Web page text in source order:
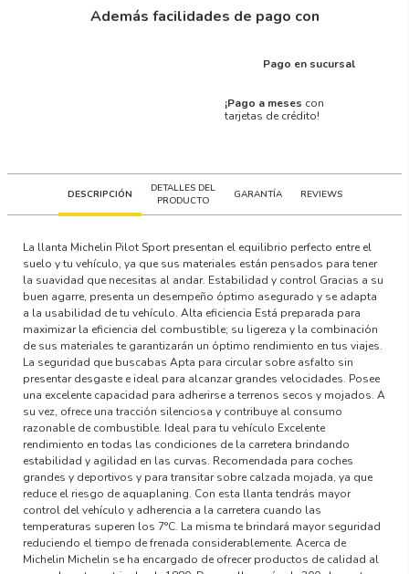
Además facilidades de pago con
Pago en sucursal
¡Pago a meses con
tarjetas de crédito!
DESCRIPCIÓN
DETALLES DEL
PRODUCTO
GARANTÍA REVIEWS
La llanta Michelin Pilot Sport presentan el equilibrio perfecto entre el
suelo y tu vehículo, ya que sus materiales están pensados para tener
la suavidad que necesitas al andar. Estabilidad y control Gracias a su
buen agarre, presenta un desempeño óptimo asegurado y se adapta
a la usabilidad de tu vehículo. Alta eficiencia Está preparada para
maximizar la eficiencia del combustible; su ligereza y la combinación
de sus materiales te garantizarán un óptimo rendimiento en tus viajes.
La seguridad que buscabas Apta para circular sobre asfalto sin
presentar desgaste e ideal para alcanzar grandes velocidades. Posee
una excelente capacidad para adherirse a terrenos secos y mojados. A
su vez, ofrece una tracción silenciosa y contribuye al consumo
razonable de combustible. Ideal para tu vehículo Excelente
rendimiento en todas las condiciones de la carretera brindando
estabilidad y agilidad en las curvas. Recomendada para coches
grandes y deportivos y para transitar sobre calzada mojada, ya que
reduce el riesgo de aquaplaning. Con esta llanta tendrás mayor
control del vehículo y adherencia a la carretera cuando las
temperaturas superen los 7°C. La misma te brindará mayor seguridad
reduciendo el tiempo de frenada considerablemente. Acerca de
Michelin Michelin se ha encargado de ofrecer productos de calidad al